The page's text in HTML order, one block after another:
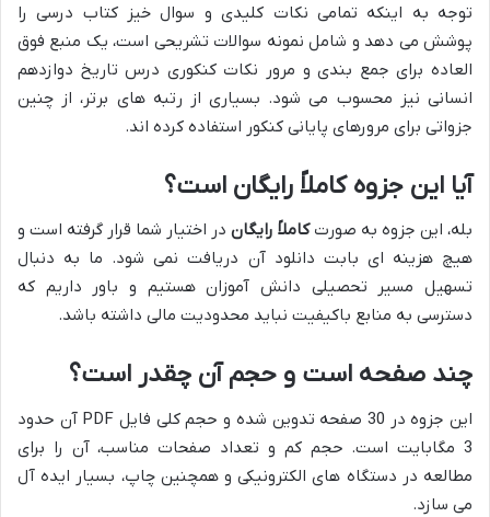
توجه به اینکه تمامی نکات کلیدی و سوال خیز کتاب درسی را
پوشش می دهد و شامل نمونه سوالات تشریحی است، یک منبع فوق
العاده برای جمع بندی و مرور نکات کنکوری درس تاریخ دوازدهم
انسانی نیز محسوب می شود. بسیاری از رتبه های برتر، از چنین
جزواتی برای مرورهای پایانی کنکور استفاده کرده اند.
آیا این جزوه کاملاً رایگان است؟
بله، این جزوه به صورتکاملاً رایگان در اختیار شما قرار گرفته است و
هیچ هزینه ای بابت دانلود آن دریافت نمی شود. ما به دنبال
تسهیل مسیر تحصیلی دانش آموزان هستیم و باور داریم که
دسترسی به منابع باکیفیت نباید محدودیت مالی داشته باشد.
چند صفحه است و حجم آن چقدر است؟
این جزوه در 30 صفحه تدوین شده و حجم کلی فایل PDF آن حدود
3 مگابایت است. حجم کم و تعداد صفحات مناسب، آن را برای
مطالعه در دستگاه های الکترونیکی و همچنین چاپ، بسیار ایده آل
می سازد.